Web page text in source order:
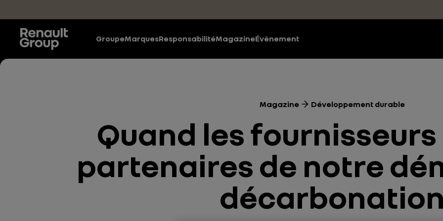
GroupeMarquesResponsabilitéMagazineÉvènement
Magazine Développement durable
Quand les
partenaires de notre
décarbonation